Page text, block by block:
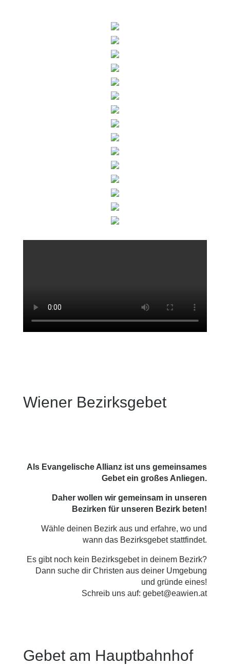
Wiener Bezirksgebet
Als Evangelische Allianz ist uns gemeinsames
Gebet ein großes Anliegen.
Daher wollen wir gemeinsam in unseren
Bezirken für unseren Bezirk beten!
Wähle deinen Bezirk aus und erfahre, wo und
wann das Bezirksgebet stattfindet.
Es gibt noch kein Bezirksgebet in deinem Bezirk?
Dann suche dir Christen aus deiner Umgebung
und gründe eines!
Schreib uns auf:gebet@eawien.at
Gebet am Hauptbahnhof